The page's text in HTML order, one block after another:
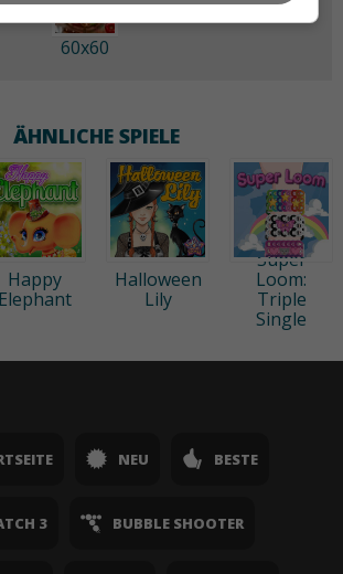
60x60
ÄHNLICHE SPIELE
Happy
Elephant
Halloween
Lily
Super
Loom:
Triple
Single
NEU BESTE
3 BUBBLE SHOOTER